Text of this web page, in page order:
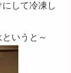
して冷凍し
いうと～